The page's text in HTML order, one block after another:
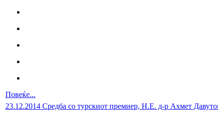
Повеќе...
23.12.2014 Средба со турскиот премиер, Н.Е. д-р Ахмет